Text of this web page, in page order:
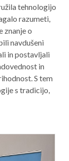
tehnologijo
razumeti,
znanje o
navdušeni
in postavljali
in
S tem
s tradicijo,